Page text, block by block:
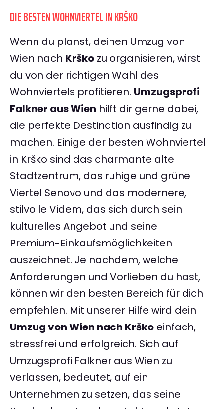
DIE BESTEN WOHNVIERTEL IN KRŠKO
Wenn du planst, deinen Umzug von
Wien nach Krško zu organisieren, wirst
du von der richtigen Wahl des
Wohnviertels profitieren. Umzugsprofi
Falkner aus Wien hilft dir gerne dabei,
die perfekte Destination ausfindig zu
machen. Einige der besten Wohnviertel
in Krško sind das charmante alte
Stadtzentrum, das ruhige und grüne
Viertel Senovo und das modernere,
stilvolle Videm, das sich durch sein
kulturelles Angebot und seine
Premium-Einkaufsmöglichkeiten
auszeichnet. Je nachdem, welche
Anforderungen und Vorlieben du hast,
können wir den besten Bereich für dich
empfehlen. Mit unserer Hilfe wird dein
Umzug von Wien nach Krško einfach,
stressfrei und erfolgreich. Sich auf
Umzugsprofi Falkner aus Wien zu
verlassen, bedeutet, auf ein
Unternehmen zu setzen, das seine